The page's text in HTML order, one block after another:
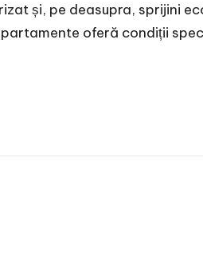
și, pe deasupra, sprijini
oferă condiții